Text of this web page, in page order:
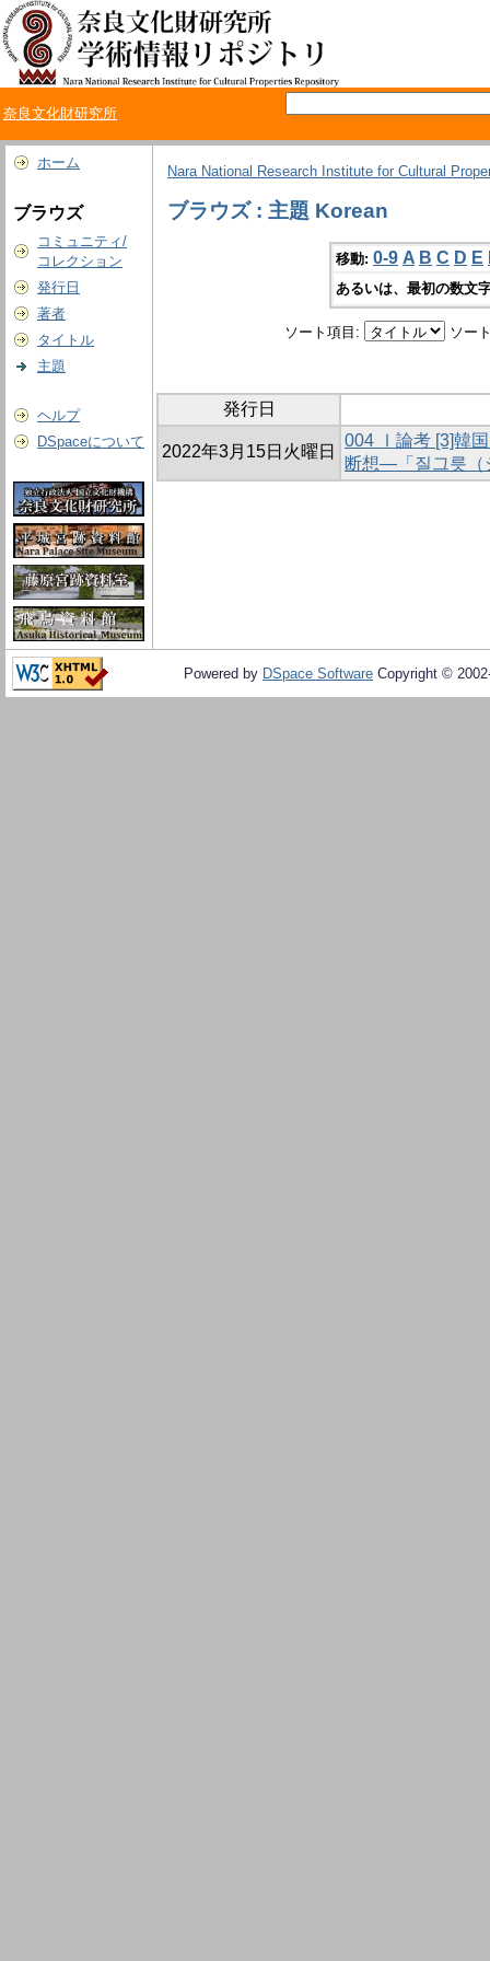
奈良文化財研究所
ホーム
ブラウズ
コミュニティ/
コレクション
発行日
著者
タイトル
主題
ヘルプ
DSpaceについて
Nara National Research Institute for Cultural
ブラウズ : 主題 Korean
移動: 0-9 A B C D E
あるいは、最初の数文
ソート項目: ソー
発行日
2022年3月15日火曜日
004 Ⅰ論考 [3]韓
断想―「질그릇（
Powered by DSpace Software Copyright ©